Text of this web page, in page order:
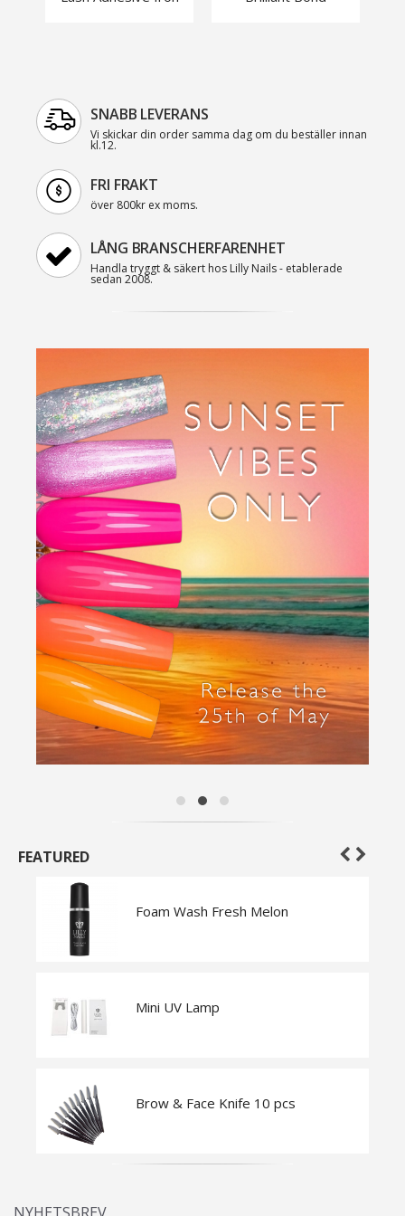
SNABB LEVERANS
Vi skickar din order samma dag om du beställer innan
kl.12.
FRI FRAKT
över 800kr ex moms.
LÅNG BRANSCHERFARENHET
Handla tryggt & säkert hos Lilly Nails - etablerade
sedan 2008.
FEATURED
Foam Wash Fresh Melon
Mini UV Lamp
Brow & Face Knife 10 pcs